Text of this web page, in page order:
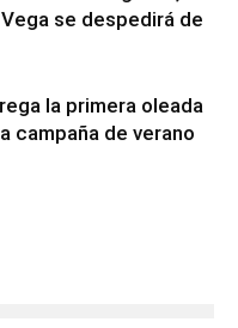
se despedirá de
la primera oleada
campaña de verano